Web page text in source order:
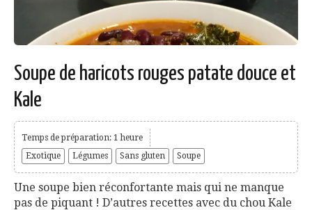
Soupe de haricots rouges patate douce et
Kale
Temps de préparation: 1 heure
Exotique
Légumes Sans gluten Soupe
Une soupe bien réconfortante mais qui ne manque
pas de piquant ! D’autres recettes avec du chou Kale